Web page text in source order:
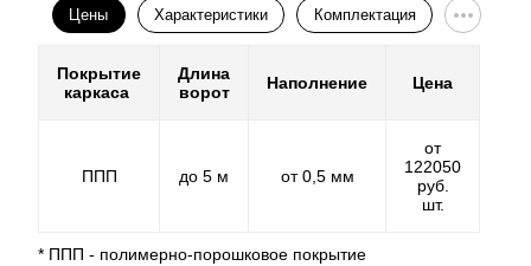
Цены Характеристики Комплектация
Покрытие
каркаса
Длина
ворот
Наполнение Цена
ППП до 5 м от 0,5 мм
от
122050
руб.
шт.
* ППП - полимерно-порошковое покрытие